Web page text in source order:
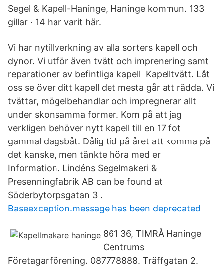
Segel & Kapell-Haninge, Haninge kommun. 133
gillar · 14 har varit här.
Vi har nytillverkning av alla sorters kapell och
dynor. Vi utför även tvätt och imprenering samt
reparationer av befintliga kapell Kapelltvätt. Låt
oss se över ditt kapell det mesta går att rädda. Vi
tvättar, mögelbehandlar och impregnerar allt
under skonsamma former. Kom på att jag
verkligen behöver nytt kapell till en 17 fot
gammal dagsbåt. Dålig tid på året att komma på
det kanske, men tänkte höra med er
Information. Lindéns Segelmakeri &
Presenningfabrik AB can be found at
Söderbytorpsgatan 3 .
Baseexception.message has been deprecated
861 36, TIMRÅ Haninge
Centrums
Företagarförening. 087778888. Träffgatan 2.